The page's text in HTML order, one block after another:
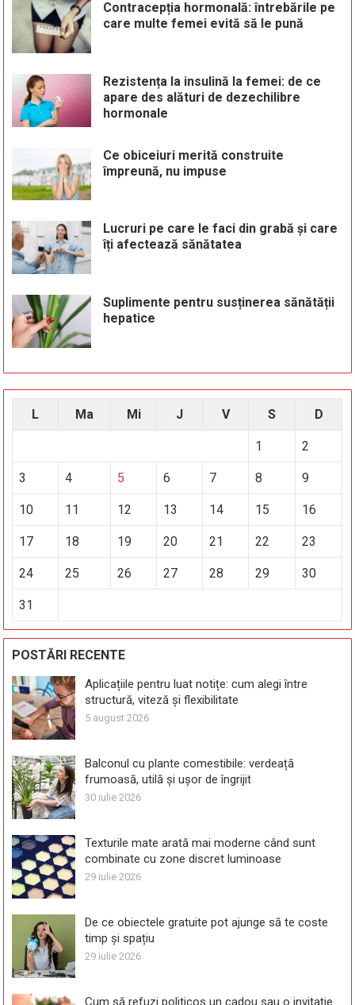
Contracepția hormonală: întrebările pe
care multe femei evită să le pună
Rezistența la insulină la femei: de ce
apare des alături de dezechilibre
hormonale
Ce obiceiuri merită construite
împreună, nu impuse
Lucruri pe care le faci din grabă și care
îți afectează sănătatea
Suplimente pentru susținerea sănătății
hepatice
L Ma Mi J V S D
1 2
3 4 5 6 7 8 9
10 11 12 13 14 15 16
17 18 19 20 21 22 23
24 25 26 27 28 29 30
31
POSTĂRI RECENTE
Aplicațiile pentru luat notițe: cum alegi între
structură, viteză și flexibilitate
5 august 2026
Balconul cu plante comestibile: verdeață
frumoasă, utilă și ușor de îngrijit
30 iulie 2026
Texturile mate arată mai moderne când sunt
combinate cu zone discret luminoase
29 iulie 2026
De ce obiectele gratuite pot ajunge să te coste
timp și spațiu
29 iulie 2026
Cum să refuzi politicos un cadou sau o invitație